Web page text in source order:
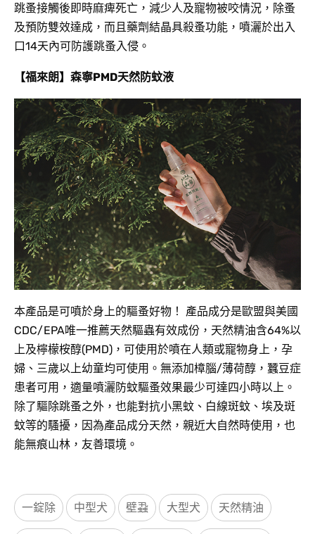
跳蚤接觸後即時麻痺死亡，減少人及寵物被咬情況，除蚤
及預防雙效達成，而且藥劑結晶具殺蚤功能，噴灑於出入
口14天內可防護跳蚤入侵。
【福來朗】森寧PMD天然防蚊液
本產品是可噴於身上的驅蚤好物！ 產品成分是歐盟與美國
CDC/EPA唯一推薦天然驅蟲有效成份，天然精油含64%以
上及檸檬桉醇(PMD)，可使用於噴在人類或寵物身上，孕
婦、三歲以上幼童均可使用。無添加樟腦/薄荷醇，蠶豆症
患者可用，適量噴灑防蚊驅蚤效果最少可達四小時以上。
除了驅除跳蚤之外，也能對抗小黑蚊、白線斑蚊、埃及斑
蚊等的騷擾，因為產品成分天然，親近大自然時使用，也
能無痕山林，友善環境。
一錠除 中型犬 壁蝨 大型犬 天然精油